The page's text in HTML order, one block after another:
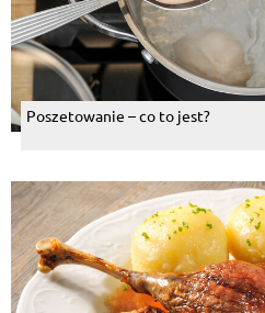
Poszetowanie – co to jest?